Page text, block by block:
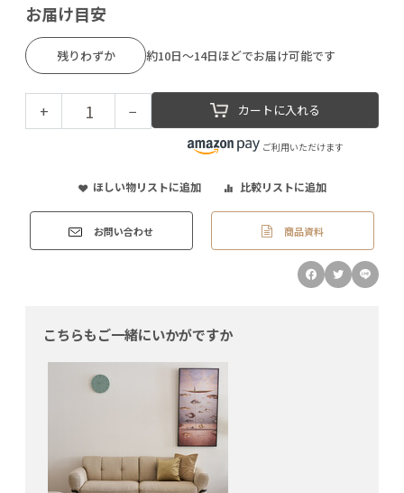
お届け目安
残りわずか 約10日～14日ほどでお届け可能です
+ − カートに入れる
ご利用いただけます
ほしい物リストに追加 比較リストに追加
お問い合わせ 商品資料
こちらもご一緒にいかがですか